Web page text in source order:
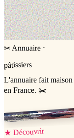
✂ Annuaire ·
pâtissiers
L'annuaire fait maison
en France. ✂️
Jessica & Jérémy ♡
★ Découvrir